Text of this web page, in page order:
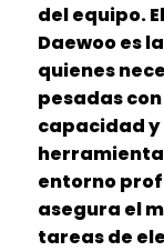
del equipo.
Daewoo es
quienes
pesadas
capacidad y
entorno
asegura el
tareas de